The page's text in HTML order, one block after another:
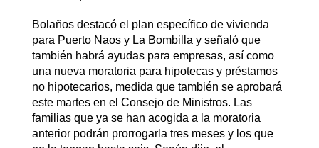
Bolaños destacó el plan específico de vivienda
para Puerto Naos y La Bombilla y señaló que
también habrá ayudas para empresas, así como
una nueva moratoria para hipotecas y préstamos
no hipotecarios, medida que también se aprobará
este martes en el Consejo de Ministros. Las
familias que ya se han acogida a la moratoria
anterior podrán prorrogarla tres meses y los que